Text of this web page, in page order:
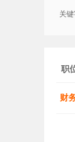
关键
职
财